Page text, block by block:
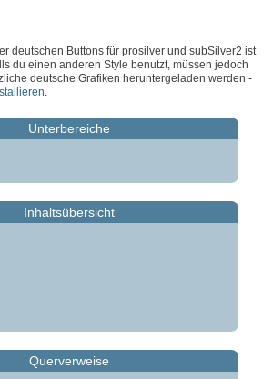
deutschen Buttons für prosilver und subSilver2 ist
du einen anderen Style benutzt, müssen jedoch
deutsche Grafiken heruntergeladen werden -
.
Unterbereiche
Inhaltsübersicht
Querverweise